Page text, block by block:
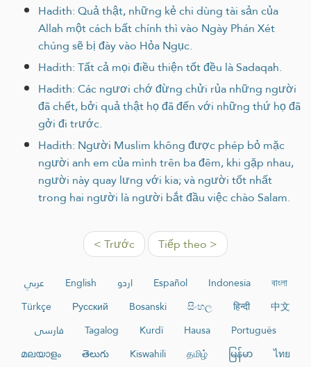
Hadith: Quả thật, những kẻ chi dùng tài sản của
Allah một cách bất chính thì vào Ngày Phán Xét
chúng sẽ bị đày vào Hỏa Ngục.
Hadith: Tất cả mọi điều thiện tốt đều là Sadaqah.
Hadith: Các ngươi chớ đừng chửi rủa những người
đã chết, bởi quả thật họ đã đến với những thứ họ đã
gởi đi trước.
Hadith: Người Muslim không được phép bỏ mặc
người anh em của mình trên ba đêm, khi gặp nhau,
người này quay lưng với kia; và người tốt nhất
trong hai người là người bắt đầu việc chào Salam.
< Trước Tiếp theo >
عربي English اردو Español Indonesia
বাংলা
Türkçe
Русский Bosanski සිංහල हिन्दी
中文
فارسی
Tagalog Kurdî Hausa
Português
മലയാളം
తెలుగు Kiswahili தமிழ் မြန်မာ
ไทย